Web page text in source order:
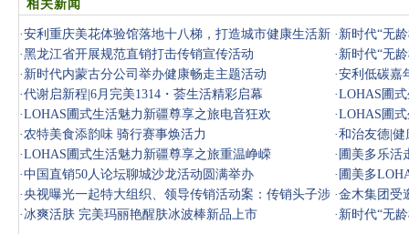
相关新闻
·安利重庆美花体验馆落地十八梯，打造城市健康生活新
地标
· 新时代“无
·黑龙江省开展规范直销打击传销宣传活动 · 新时代“无
· 新时代内蒙古分公司举办健康畅走主题活动 ·安利低碳嘉
·代谢启新程|6月完美1314・荟生活精彩启幕 ·LOHAS圃
·LOHAS圃式生活魅力新疆尊享之旅电音狂欢 ·LOHAS圃
·农特美食添韵味 骑行赛事焕活力 ·和治友德|
·LOHAS圃式生活魅力新疆尊享之旅重温峥嵘 · 圃美多乐活
·中国直销50人论坛聊城沙龙活动圆满举办 · 圃美多
·央视曝光一起特大组织、领导传销活动案：传销头子涉
案近38亿
·金木集团受
·冰爽活肤 完美玛丽艳醒肤冰波棒新品上市 · 新时代“无